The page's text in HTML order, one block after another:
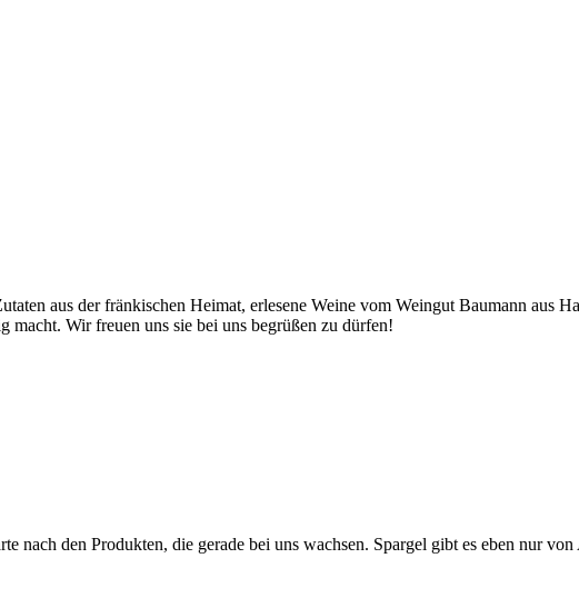
aus der fränkischen Heimat, erlesene Weine vom Weingut Baumann aus
macht. Wir freuen uns sie bei uns begrüßen zu dürfen!
nach den Produkten, die gerade bei uns wachsen. Spargel gibt es eben nur